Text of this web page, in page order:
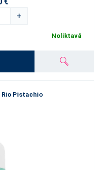
+
Noliktavā
Rio Pistachio